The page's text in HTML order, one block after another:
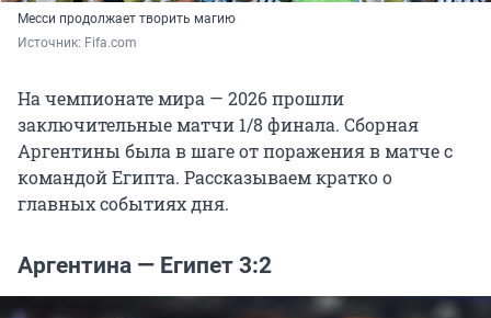
Месси продолжает творить магию
Источник: Fifa.сom
На чемпионате мира — 2026 прошли
заключительные матчи 1/8 финала. Сборная
Аргентины была в шаге от поражения в матче с
командой Египта. Рассказываем кратко о
главных событиях дня.
Аргентина — Египет 3:2